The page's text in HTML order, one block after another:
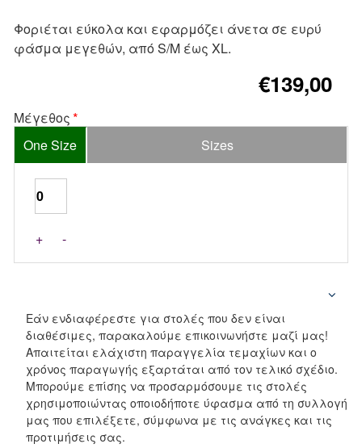
Φοριέται εύκολα και εφαρμόζει άνετα σε ευρύ
φάσμα μεγεθών, από S/M έως XL.
€139,00
Μέγεθος
One Size
Sizes
+ -
Εάν ενδιαφέρεστε για στολές που δεν είναι
διαθέσιμες, παρακαλούμε επικοινωνήστε μαζί μας!
Απαιτείται ελάχιστη παραγγελία τεμαχίων και ο
χρόνος παραγωγής εξαρτάται από τον τελικό σχέδιο.
Μπορούμε επίσης να προσαρμόσουμε τις στολές
χρησιμοποιώντας οποιοδήποτε ύφασμα από τη συλλογή
μας που επιλέξετε, σύμφωνα με τις ανάγκες και τις
προτιμήσεις σας.